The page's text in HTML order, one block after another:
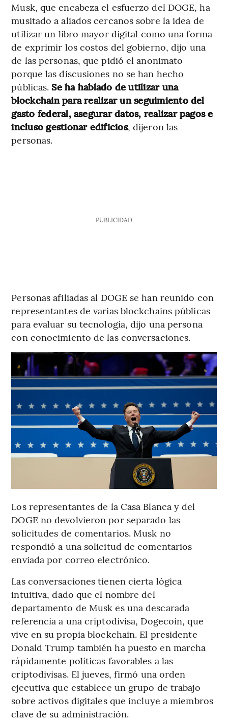
Musk, que encabeza el esfuerzo del DOGE, ha
musitado a aliados cercanos sobre la idea de
utilizar un libro mayor digital como una forma
de exprimir los costos del gobierno, dijo una
de las personas, que pidió el anonimato
porque las discusiones no se han hecho
públicas. Se ha hablado de utilizar una
blockchain para realizar un seguimiento del
gasto federal, asegurar datos, realizar pagos e
incluso gestionar edificios, dijeron las
personas.
PUBLICIDAD
Personas afiliadas al DOGE se han reunido con
representantes de varias blockchains públicas
para evaluar su tecnología, dijo una persona
con conocimiento de las conversaciones.
Los representantes de la Casa Blanca y del
DOGE no devolvieron por separado las
solicitudes de comentarios. Musk no
respondió a una solicitud de comentarios
enviada por correo electrónico.
Las conversaciones tienen cierta lógica
intuitiva, dado que el nombre del
departamento de Musk es una descarada
referencia a una criptodivisa, Dogecoin, que
vive en su propia blockchain. El presidente
Donald Trump también ha puesto en marcha
rápidamente políticas favorables a las
criptodivisas. El jueves, firmó una orden
ejecutiva que establece un grupo de trabajo
sobre activos digitales que incluye a miembros
clave de su administración.